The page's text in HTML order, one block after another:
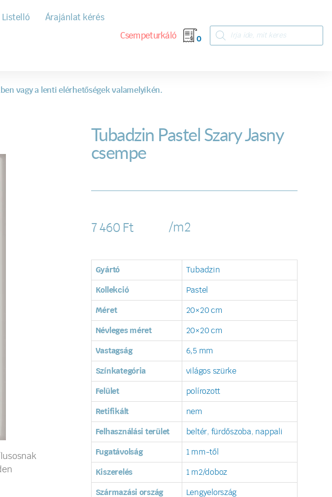
Listelló Árajánlat kérés
Csempeturkáló 0
vagy a lenti elérhetőségek valamelyikén.
Tubadzin Pastel Szary Jasny
csempe
7 460 Ft /m2
Gyártó Tubadzin
Kollekció Pastel
Méret 20×20 cm
Névleges méret 20×20 cm
Vastagság 6,5 mm
Színkategória világos szürke
Felület polírozott
Retifikált nem
Felhasználási terület beltér, fürdőszoba, nappali
Fugatávolság 1 mm-től
Kiszerelés 1 m2/doboz
Származási ország Lengyelország